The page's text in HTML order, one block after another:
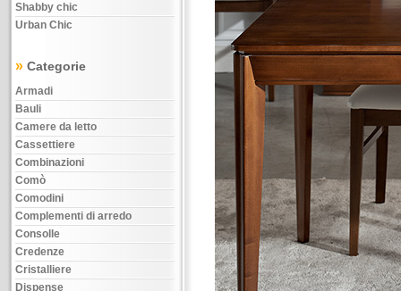
Shabby chic
Urban Chic
» Categorie
Armadi
Bauli
Camere da letto
Cassettiere
Combinazioni
Comò
Comodini
Complementi di arredo
Consolle
Credenze
Cristalliere
Dispense